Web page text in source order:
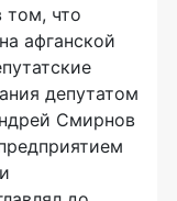
том, что
афганской
депутатом
Смирнов